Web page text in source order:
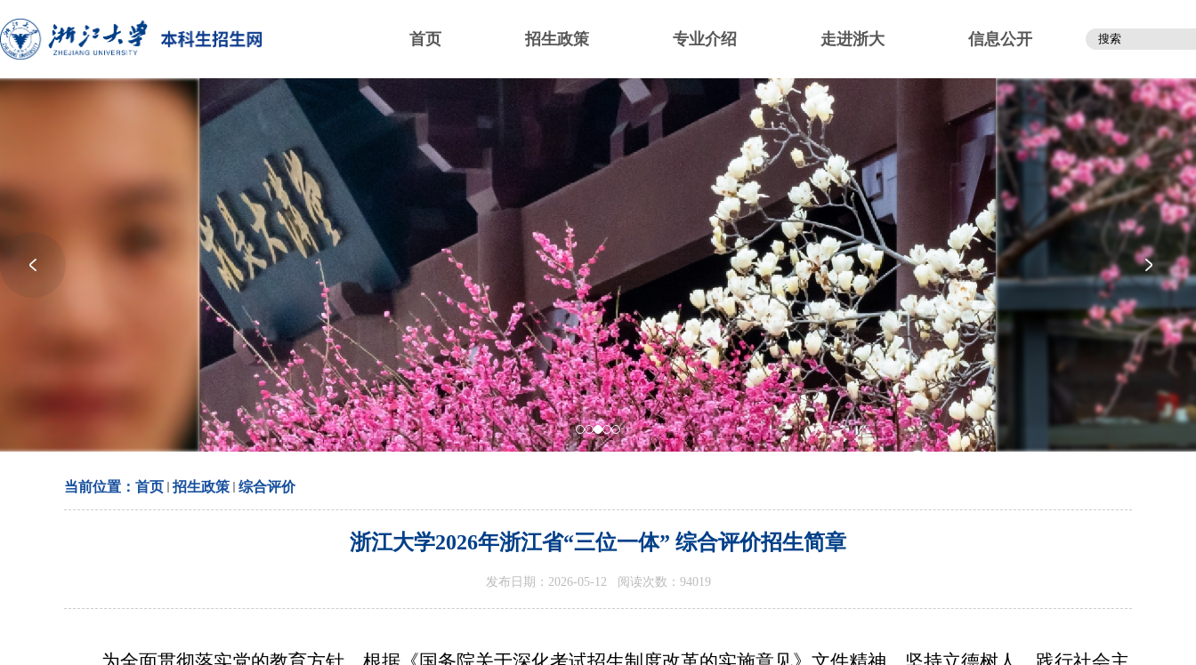
首页 招生政策 专业介绍 走进浙大 信息公开
当前位置： 首页 招生政策 综合评价
浙江大学2026年浙江省“三位一体” 综合评价招生简章
发布日期：2026-05-12 阅读次数： 94019